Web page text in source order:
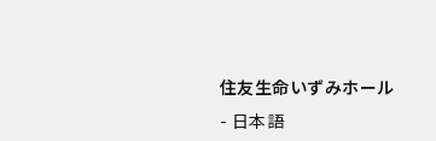
住友生命いずみホール
日本語